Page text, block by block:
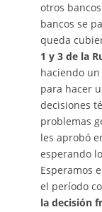
otros
bancos se
queda
1 y 3 de la
haciendo
para hacer
decisiones
problemas
les aprobó
esperando
Esperamos
el período
la decisión